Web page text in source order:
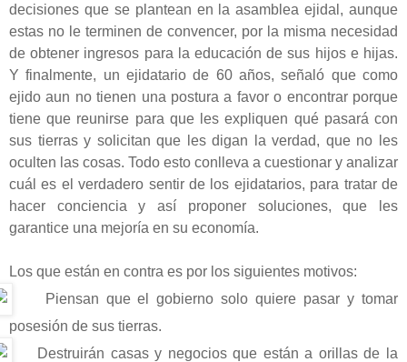
decisiones que se plantean en la asamblea ejidal, aunque
estas no le terminen de convencer, por la misma necesidad
de obtener ingresos para la educación de sus hijos e hijas.
Y finalmente, un ejidatario de 60 años, señaló que como
ejido aun no tienen una postura a favor o encontrar porque
tiene que reunirse para que les expliquen qué pasará con
sus tierras y solicitan que les digan la verdad, que no les
oculten las cosas. Todo esto conlleva a cuestionar y analizar
cuál es el verdadero sentir de los ejidatarios, para tratar de
hacer conciencia y así proponer soluciones, que les
garantice una mejoría en su economía.
Los que están en contra es por los siguientes motivos:
Piensan que el gobierno solo quiere pasar y tomar
posesión de sus tierras.
Destruirán casas y negocios que están a orillas de la